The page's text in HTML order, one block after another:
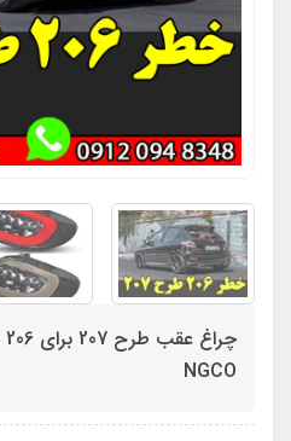
NGCO